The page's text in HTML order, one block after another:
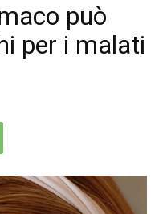
può
per i malati